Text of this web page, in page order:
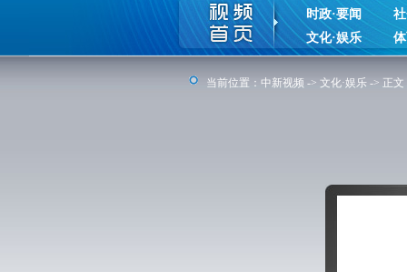
时政·要闻
文化·娱乐
当前位置： 中新视频 -> 文化·娱乐 -> 正文